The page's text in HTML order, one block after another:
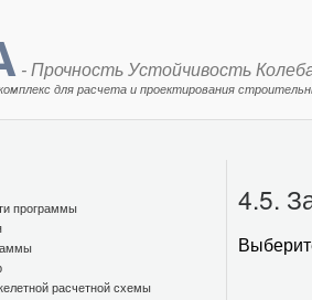
- Прочность Устойчивость
для расчета и проектирования
программы
расчетной схемы
4.5.